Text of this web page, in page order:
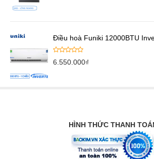
Điều hoà Funiki 12000BTU
6.550.000₫
HÌNH THỨC THANH